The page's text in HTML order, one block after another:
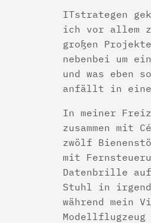
ITstrategen
ich vor allem
großen Projekte
nebenbei um
und was eben
anfällt in
In meiner
zusammen mit
zwölf
mit
Datenbrille auf
Stuhl in
während mein